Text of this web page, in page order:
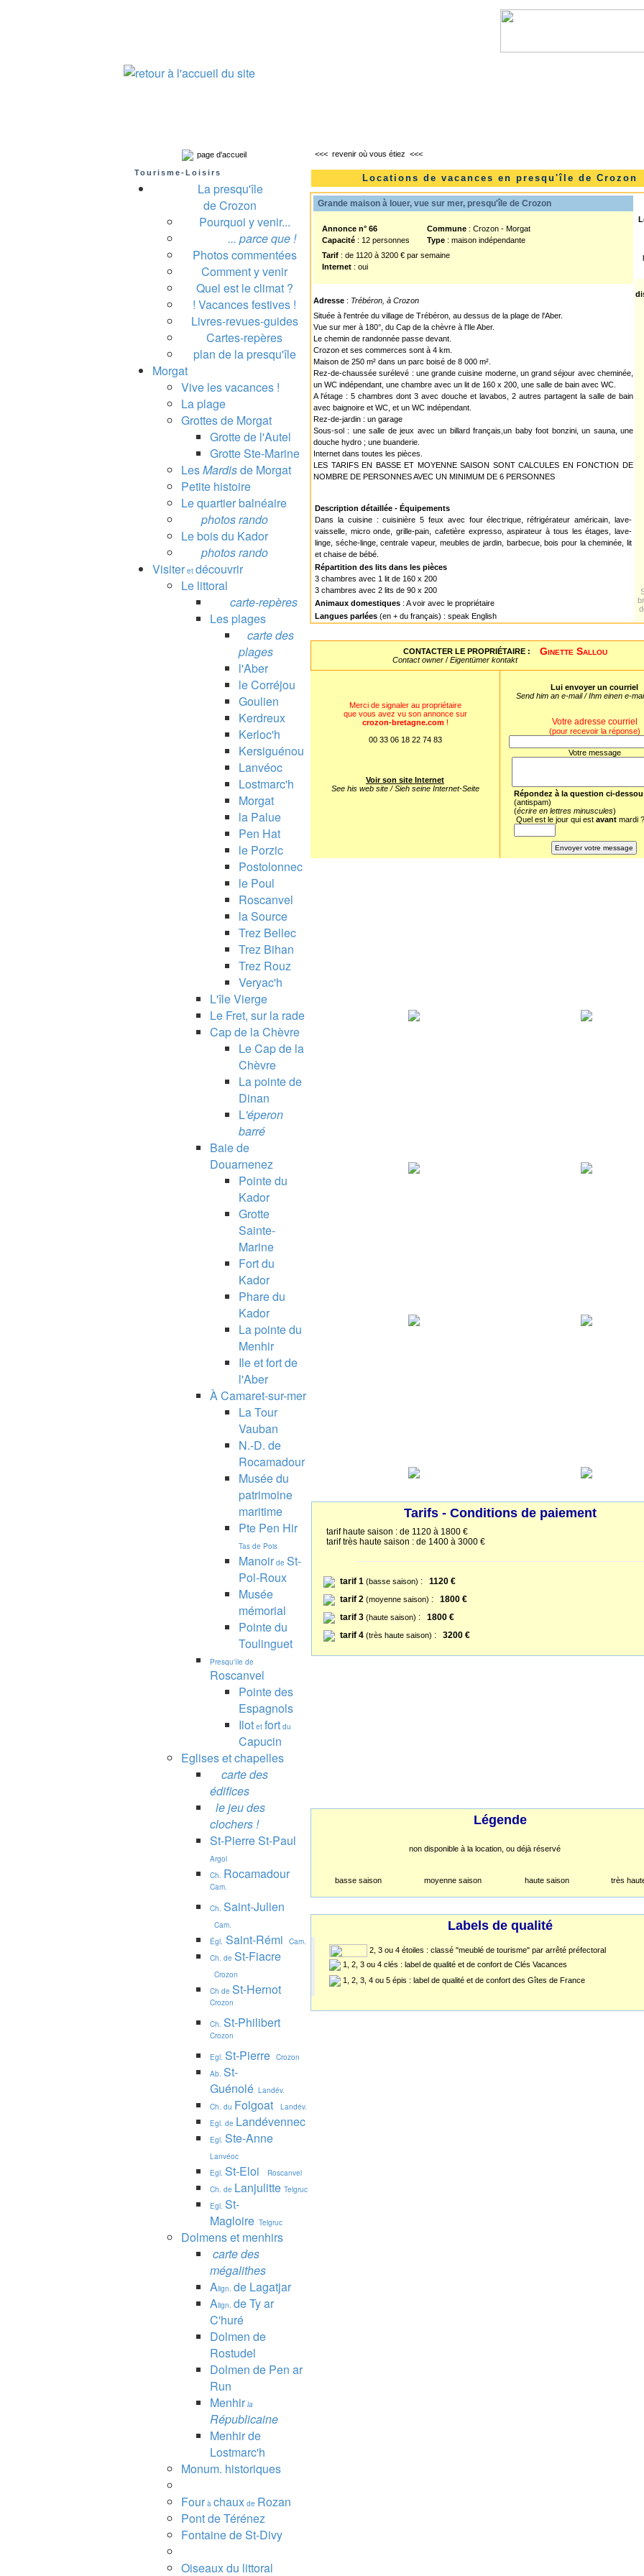
page d'accueil
Tourisme-Loisirs
La presqu'île
de Crozon
Pourquoi y venir...
... parce que !
Photos commentées
Comment y venir
Quel est le climat ?
! Vacances festives !
Livres-revues-guides
Cartes-repères
plan de la presqu'île
Morgat
Vive les vacances !
La plage
Grottes de Morgat
Grotte de l'Autel
Grotte Ste-Marine
LesMardisde Morgat
Petite histoire
Le quartier balnéaire
photos rando
Le bois du Kador
photos rando
Visiter et découvrir
Le littoral
carte-repères
Les plages
carte des
plages
l'Aber
le Corréjou
Goulien
Kerdreux
Kerloc'h
Kersiguénou
Lanvéoc
Lostmarc'h
Morgat
la Palue
Pen Hat
le Porzic
Postolonnec
le Poul
Roscanvel
la Source
Trez Bellec
Trez Bihan
Trez Rouz
Veryac'h
L'île Vierge
Le Fret, sur la rade
Cap de la Chèvre
Le Cap de la
Chèvre
La pointe de
Dinan
L'éperon
barré
Baie de
Douarnenez
Pointe du
Kador
Grotte
Sainte-
Marine
Fort du
Kador
Phare du
Kador
La pointe du
Menhir
Ile et fort de
l'Aber
À Camaret-sur-mer
La Tour
Vauban
N.-D. de
Rocamadour
Musée du
patrimoine
maritime
Pte Pen Hir
Tas de Pois
Manoir de St-
Pol-Roux
Musée
mémorial
Pointe du
Toulinguet
Presqu'île de
Roscanvel
Pointe des
Espagnols
Ilot et fort du
Capucin
Eglises et chapelles
carte des
édifices
le jeu des
clochers !
St-Pierre St-Paul
Argol
Ch. Rocamadour
Cam.
Ch. Saint-Julien
Cam.
Égl. Saint-Rémi
Cam.
Ch. de St-Fiacre
Crozon
Ch de St-Hernot
Crozon
Ch. St-Philibert
Crozon
Egl. St-Pierre Crozon
Ab. St-
Guénolé Landév.
Ch. du Folgoat
Landév.
Egl. de Landévennec
Egl. Ste-Anne
Lanvéoc
Egl. St-Eloi
Roscanvel
Ch. de Lanjulitte Telgruc
Egl. St-
Magloire Telgruc
Dolmens et menhirs
carte des
mégalithes
Align. de Lagatjar
Align. de Ty ar
C'huré
Dolmen de
Rostudel
Dolmen de Pen ar
Run
Menhir la
Républicaine
Menhir de
Lostmarc'h
Monum. historiques
Four à chaux de Rozan
Pont de Térénez
Fontaine de St-Divy
Oiseaux du littoral
<<< revenir où vous étiez <<<
Locations de vacances en presqu'île de Crozon
Grande maison à louer, vue sur mer, presqu'île de Crozon
Annonce n° 66 Commune : Crozon - Morgat
Capacité : 12 personnes Type : maison indépendante
Tarif : de 1120 à 3200 € par semaine
Internet : oui
Adresse : Trébéron, à Crozon
Située à l'entrée du village de Trébéron, au dessus de la plage de l'Aber.
Vue sur mer à 180°, du Cap de la chèvre à l'Ile Aber.
Le chemin de randonnée passe devant.
Crozon et ses commerces sont à 4 km.
Maison de 250 m² dans un parc boisé de 8 000 m².
Rez-de-chaussée surélevé : une grande cuisine moderne, un grand séjour avec cheminée,
un WC indépendant, une chambre avec un lit de 160 x 200, une salle de bain avec WC.
A l'étage : 5 chambres dont 3 avec douche et lavabos, 2 autres partagent la salle de bain
avec baignoire et WC, et un WC indépendant.
Rez-de-jardin : un garage
Sous-sol : une salle de jeux avec un billard français,un baby foot bonzini, un sauna, une
douche hydro ; une buanderie.
Internet dans toutes les pièces.
LES TARIFS EN BASSE ET MOYENNE SAISON SONT CALCULES EN FONCTION DE
NOMBRE DE PERSONNES AVEC UN MINIMUM DE 6 PERSONNES
Description détaillée - Équipements
Dans la cuisine : cuisinière 5 feux avec four électrique, réfrigérateur américain, lave-
vaisselle, micro onde, grille-pain, cafetière expresso, aspirateur à tous les étages, lave-
linge, séche-linge, centrale vapeur, meubles de jardin, barbecue, bois pour la cheminée, lit
et chaise de bébé.
Répartition des lits dans les pièces
3 chambres avec 1 lit de 160 x 200
3 chambres avec 2 lits de 90 x 200
Animaux domestiques : A voir avec le propriétaire
Langues parlées (en + du français) : speak English
CONTACTER LE PROPRIÉTAIRE :
Contact owner / Eigentümer kontakt
Ginette Sallou
Merci de signaler au propriétaire
que vous avez vu son annonce sur
crozon-bretagne.com!
00 33 06 18 22 74 83
Voir son site Internet
See his web site / Sieh seine Internet-Seite
Lui envoyer un courriel
Send him an e-mail / Ihm einen e-
Votre adresse courriel
(pour recevoir la réponse)
Votre message
Répondez à la question ci-
(antispam)
(écrire en lettres minuscules)
Quel est le jour qui est avant mardi ?
Tarifs - Conditions de paiement
tarif haute saison : de 1120 à 1800 €
tarif très haute saison : de 1400 à 3000 €
tarif 1 (basse saison) : 1120 €
tarif 2 (moyenne saison) : 1800 €
tarif 3 (haute saison) : 1800 €
tarif 4 (très haute saison) : 3200 €
Légende
non disponible à la location, ou déjà réservé
basse saison moyenne saison haute saison très
Labels de qualité
2, 3 ou 4 étoiles : classé "meublé de tourisme" par arrêté préfectoral
1, 2, 3 ou 4 clés : label de qualité et de confort de Clés Vacances
1, 2, 3, 4 ou 5 épis : label de qualité et de confort des Gîtes de France